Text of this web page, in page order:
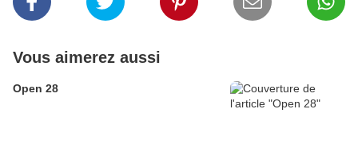
Vous aimerez aussi
Open 28